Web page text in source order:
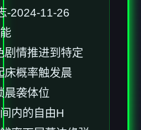
-2024-11-26
剧情推进到特定
床概率触发晨
晨袭体位
内的自由H